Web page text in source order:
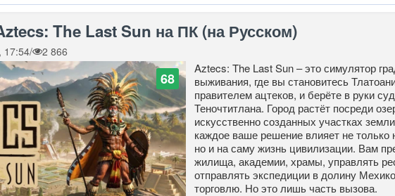
The Last Sun на ПК (на Русском)
17:54/ 2 866
68
Aztecs: The Last Sun – это симулятор
выживания, где вы становитесь
правителем ацтеков, и берёте в руки
Теночтитлана. Город растёт посреди
искусственно созданных участках
каждое ваше решение влияет не только
но и на саму жизнь цивилизации. Вам
жилища, академии, храмы, управлять
отправлять экспедиции в долину
торговлю. Но это лишь часть вызова.